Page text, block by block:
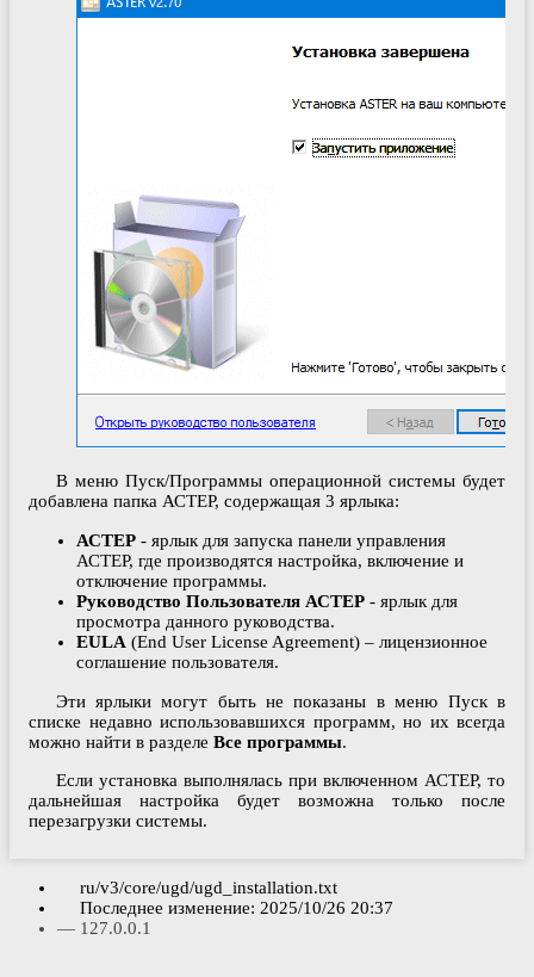
В меню Пуск/Программы операционной системы будет
добавлена папка АСТЕР, содержащая 3 ярлыка:
АСТЕР - ярлык для запуска панели управления
АСТЕР, где производятся настройка, включение и
отключение программы.
Руководство Пользователя АСТЕР - ярлык для
просмотра данного руководства.
EULA (End User License Agreement) – лицензионное
соглашение пользователя.
Эти ярлыки могут быть не показаны в меню Пуск в
списке недавно использовавшихся программ, но их всегда
можно найти в разделе Все программы.
Если установка выполнялась при включенном АСТЕР, то
дальнейшая настройка будет возможна только после
перезагрузки системы.
ru/v3/core/ugd/ugd_installation.txt
Последнее изменение: 2025/10/26 20:37
— 127.0.0.1